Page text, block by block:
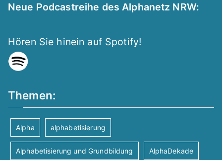
Neue Podcastreihe des Alphanetz NRW:
Hören Sie hinein auf Spotify!
Themen:
Alpha alphabetisierung
Alphabetisierung und Grundbildung AlphaDekade